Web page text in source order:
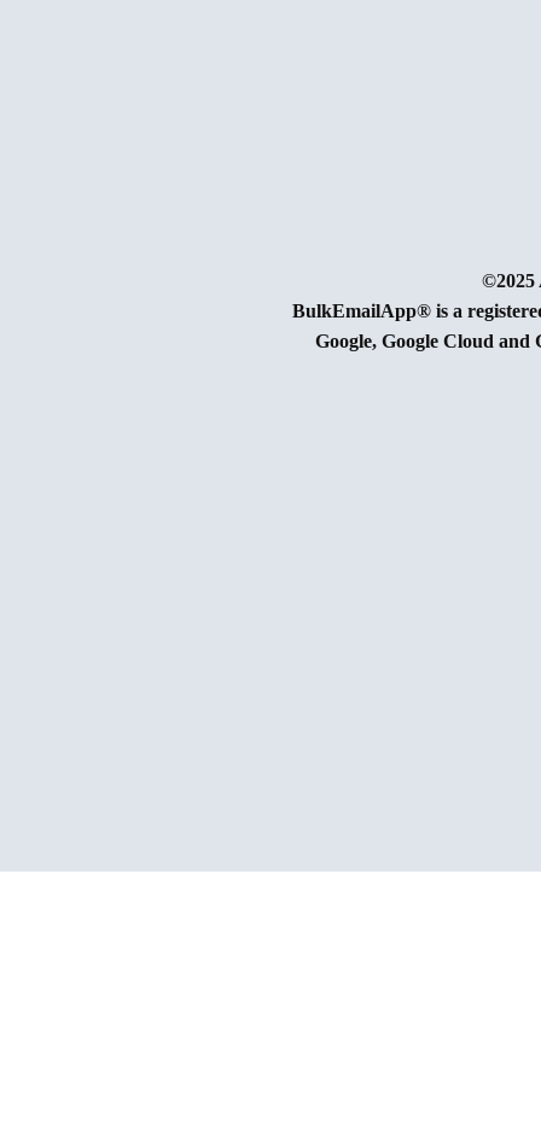
©2025
BulkEmailApp® is a
Google, Google Cloud and